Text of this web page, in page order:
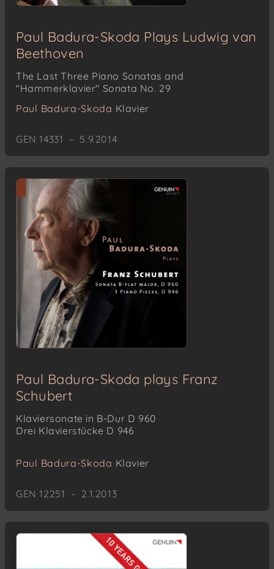
Paul Badura-Skoda Plays Ludwig van
Beethoven
The Last Three Piano Sonatas and
"Hammerklavier" Sonata No. 29
Paul Badura-Skoda Klavier
GEN 14331 – 5.9.2014
Paul Badura-Skoda plays Franz
Schubert
Klaviersonate in B-Dur D 960
Drei Klavierstücke D 946
Paul Badura-Skoda Klavier
GEN 12251 – 2.1.2013